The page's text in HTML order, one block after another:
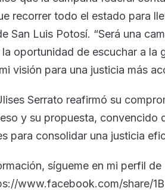
recorrer todo el estado para
San Luis Potosí. “Será una
oportunidad de escuchar a
visión para una justicia más
Serrato reafirmó su
y su propuesta, convencido
para consolidar una justicia
sígueme en mi perfil de
www.facebook.com/share/